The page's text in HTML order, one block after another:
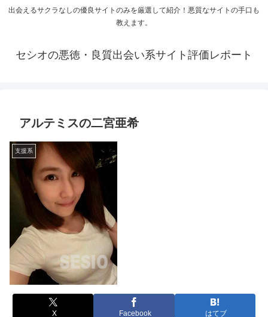
出会えるサクラなしの優良サイトのみを厳選して紹介！悪質なサイトの手口も
教えます。
セシオの悪徳・良質出会い系サイト評価レポート
アルテミスの二宮亜希
支援系
X Facebook はてブ